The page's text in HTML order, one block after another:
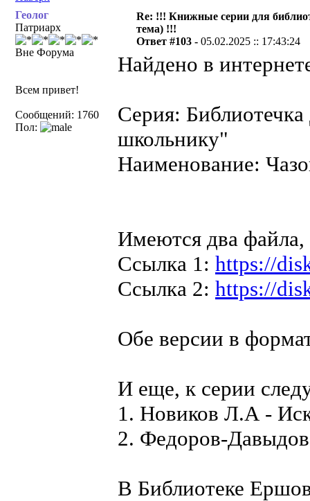
Геолог
Патриарх
Вне Форума
Всем привет!
Сообщений: 1760
Пол:
Re: !!! Книжные серии для
тема) !!!
Ответ #103 -05.02.2025 :: 17:43:24
Найдено в
Серия:
школьнику"
Наименование:
Имеются два файла,
Ссылка 1: https://
Ссылка 2: https://
Обе версии в
И еще, к серии
1. Новиков Л.А -
2. Федоров-
В Библиотеке